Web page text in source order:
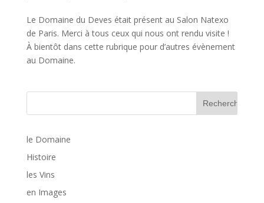
Le Domaine du Deves était présent au Salon Natexo
de Paris. Merci à tous ceux qui nous ont rendu visite !
À bientôt dans cette rubrique pour d’autres évènement
au Domaine.
le Domaine
Histoire
les Vins
en Images